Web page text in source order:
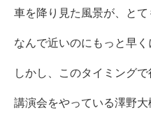
車を降り見た風景が、と
なんで近いのにもっと早
しかし、このタイミング
講演会をやっている澤野